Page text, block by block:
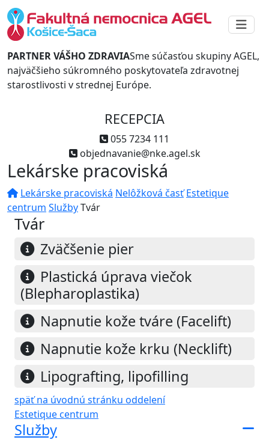
PARTNER VÁŠHO ZDRAVIASme súčasťou skupiny AGEL,
najväčšieho súkromného poskytovateľa zdravotnej
starostlivosti v strednej Európe.
RECEPCIA
055 7234 111
objednavanie@nke.agel.sk
Lekárske pracoviská
Lekárske pracoviská Nelôžková časť Estetique
centrum SlužbyTvár
Tvár
Zväčšenie pier
Plastická úprava viečok
(Blepharoplastika)
Napnutie kože tváre (Facelift)
Napnutie kože krku (Necklift)
Lipografting, lipofilling
späť na úvodnú stránku oddelení
Estetique centrum
Služby